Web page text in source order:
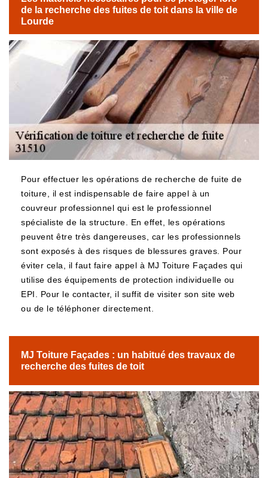
de la recherche des fuites de toit dans la ville de
Lourde
Pour effectuer les opérations de recherche de fuite de
toiture, il est indispensable de faire appel à un
couvreur professionnel qui est le professionnel
spécialiste de la structure. En effet, les opérations
peuvent être très dangereuses, car les professionnels
sont exposés à des risques de blessures graves. Pour
éviter cela, il faut faire appel à MJ Toiture Façades qui
utilise des équipements de protection individuelle ou
EPI. Pour le contacter, il suffit de visiter son site web
ou de le téléphoner directement.
MJ Toiture Façades : un habitué des travaux de
recherche des fuites de toit